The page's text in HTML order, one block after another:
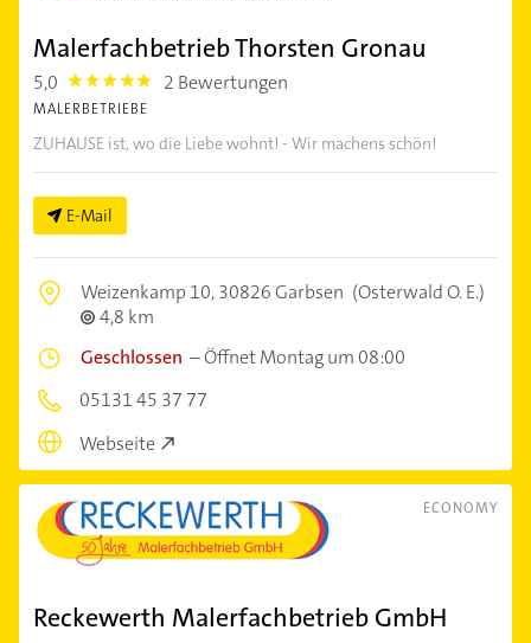
Malerfachbetrieb Thorsten Gronau
5,0 5.0 2 Bewertungen
MALERBETRIEBE
ZUHAUSE ist, wo die Liebe wohnt! - Wir machens schön!
E-Mail
Weizenkamp 10,30826 Garbsen (Osterwald O. E.)
4,8 km
Geschlossen –Öffnet Montag um 08:00
05131 45 37 77
Webseite
ECONOMY
Reckewerth Malerfachbetrieb GmbH